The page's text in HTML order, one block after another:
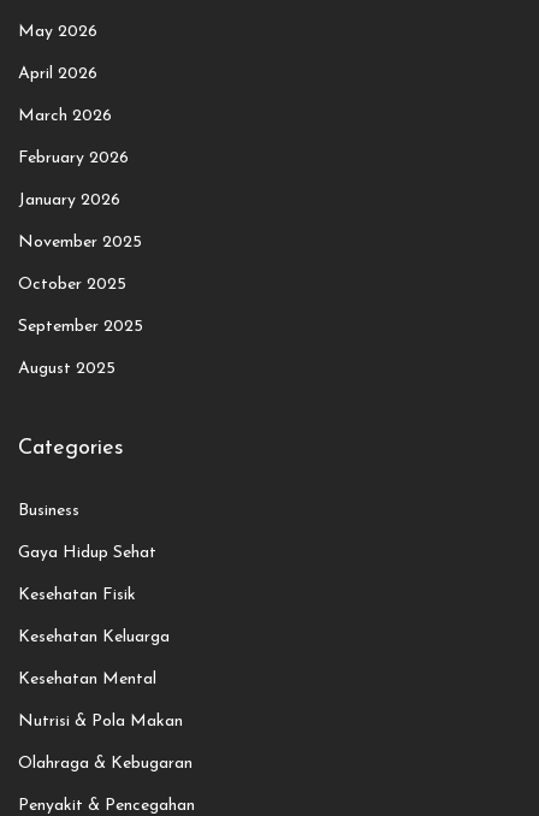
May 2026
April 2026
March 2026
February 2026
January 2026
November 2025
October 2025
September 2025
August 2025
Categories
Business
Gaya Hidup Sehat
Kesehatan Fisik
Kesehatan Keluarga
Kesehatan Mental
Nutrisi & Pola Makan
Olahraga & Kebugaran
Penyakit & Pencegahan